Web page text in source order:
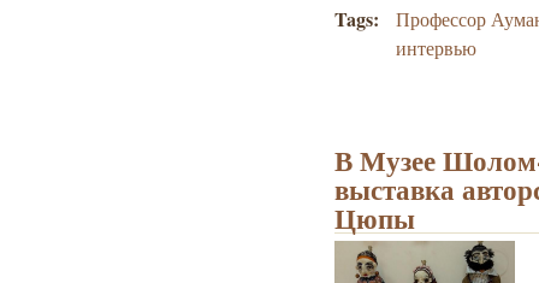
Tags:
Профессор
интервью
В Музее
выставка
Цюпы